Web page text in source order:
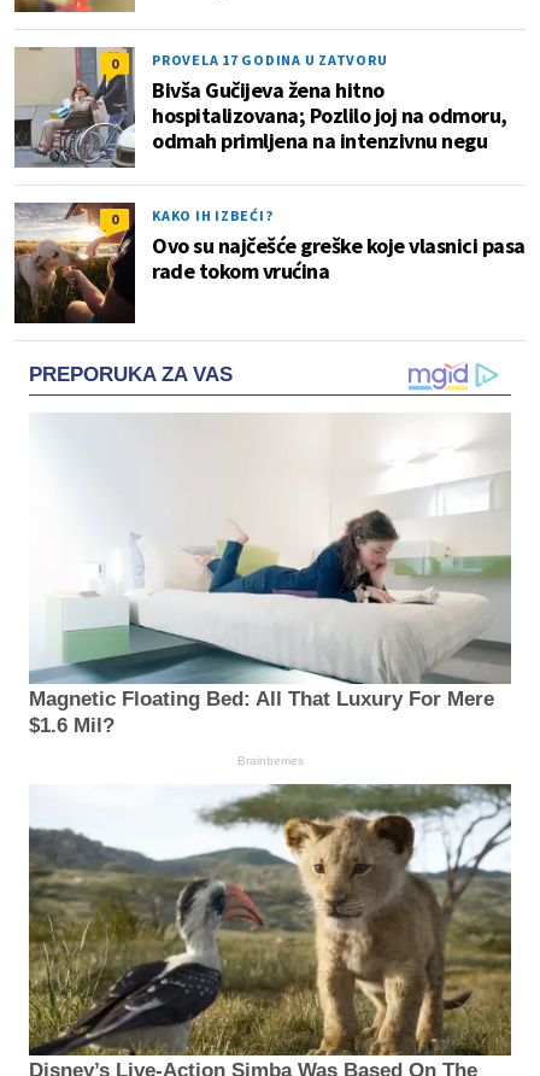
0 PROVELA 17 GODINA U ZATVORU
Bivša Gučijeva žena hitno
hospitalizovana; Pozlilo joj na odmoru,
odmah primljena na intenzivnu negu
0 KAKO IH IZBEĆI?
Ovo su najčešće greške koje vlasnici pasa
rade tokom vrućina
PREPORUKA ZA VAS
Magnetic Floating Bed: All That Luxury For Mere
$1.6 Mil?
Brainberries
Disney’s Live-Action Simba Was Based On The